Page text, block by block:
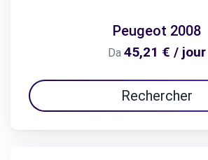
Peugeot 2008
Da 45,21 € / jour
Rechercher